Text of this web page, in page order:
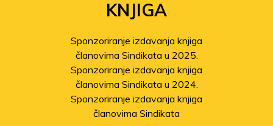
Povećanje isplata iz Fonda
Sindikat pomaže članovima
pogođenima potresom
Odobrene isplate pomoći
stradalima u potresu